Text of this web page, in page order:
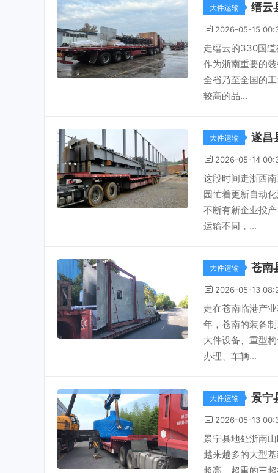
大件运输 缙云
2026-05-15
走缙云的330国道
作为浙南重要的
全省乃至全国的
较高的品...
大件运输 遂昌
2026-05-14
这段时间走浙西
园忙着更新自动
不断有新企业投
运输不同，...
大件运输 苍南
2026-05-13
走在苍南临港产
年，苍南的装备
大件设备、重型
办理、车辆...
大件运输 景宁
2026-05-13
景宁县地处浙南
越来越多的大型
超高、超重的三